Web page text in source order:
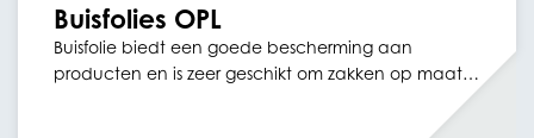
Buisfolies OPL
Buisfolie biedt een goede bescherming aan
producten en is zeer geschikt om zakken op maat…